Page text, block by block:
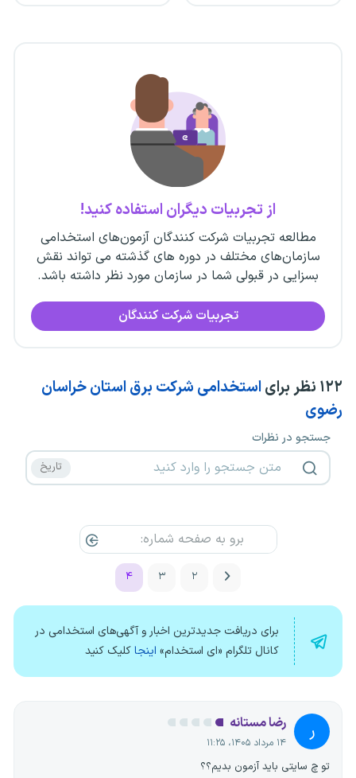
از تجربیات دیگران استفاده کنید!
مطالعه تجربیات شرکت کنندگان آزمون‌های استخدامی
سازمان‌های مختلف در دوره های گذشته می تواند نقش
بسزایی در قبولی شما در سازمان مورد نظر داشته باشد.
تجربیات شرکت کنندگان
۱۲۲ نظر برای استخدامی شرکت برق استان خراسان
رضوی
جستجو در نظرات
۲ ۳ ۴
برای دریافت جدیدترین اخبار و آگهی‌های استخدامی در
کانال تلگرام «ای استخدام» اینجاکلیک کنید
ر رضا مستانه
۱۴ مرداد ۱۴۰۵، ۱۱:۲۵
تو چ سایتی باید آزمون بدیم؟؟